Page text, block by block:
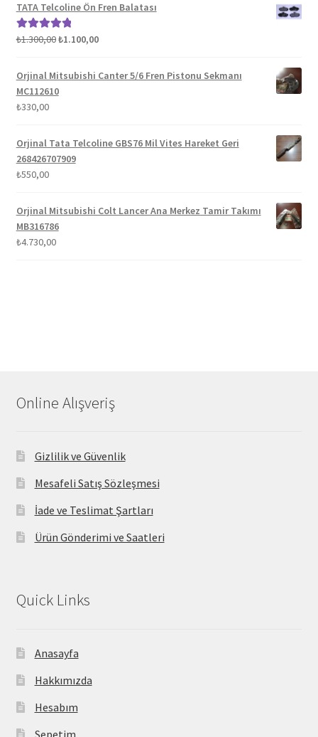
TATA Telcoline Ön Fren Balatası
5 üzerinden
₺1.300,00Orijinal
₺1.300,00.
₺1.100,00Şu
fiyat:
Orjinal Mitsubishi Canter 5/6 Fren Pistonu Sekmanı
MC112610
₺330,00
Orjinal Tata Telcoline GBS76 Mil Vites Hareket Geri
268426707909
₺550,00
Orjinal Mitsubishi Colt Lancer Ana Merkez Tamir Takımı
MB316786
₺4.730,00
Online Alışveriş
Gizlilik ve Güvenlik
Mesafeli Satış Sözleşmesi
İade ve Teslimat Şartları
Ürün Gönderimi ve Saatleri
Quick Links
Anasayfa
Hakkımızda
Hesabım